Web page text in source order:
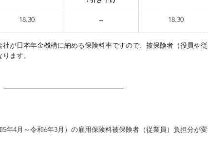
​18.30 ← 18.30
が日本年金機構に納める保険料率ですので、被保険者（役員や従
ます。
5年4月～令和6年3月）の雇用保険料被保険者（従業員）負担分が変